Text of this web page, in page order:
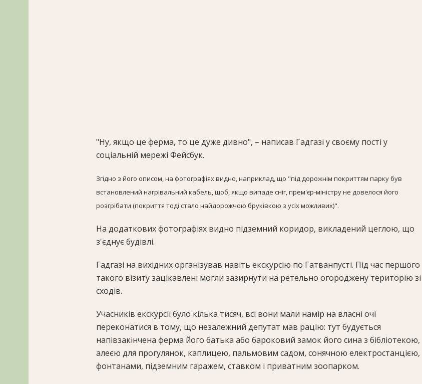
"Ну, якщо це ферма, то це дуже дивно", – написав Гадгазі у своєму пості у
соціальній мережі Фейсбук.
Згідно з його описом, на фотографіях видно, наприклад, що "під дорожнім покриттям парку був
встановлений нагрівальний кабель, щоб, якщо випаде сніг, прем'єр-міністру не довелося його
розгрібати (покриття тоді стало найдорожчою бруківкою з усіх можливих)".
На додаткових фотографіях видно підземний коридор, викладений цеглою, що
з'єднує будівлі.
Гадгазі на вихідних організував навіть екскурсію по Гатванпусті. Під час першого
такого візиту зацікавлені могли зазирнути на ретельно огороджену територію зі
сходів.
Учасників екскурсії було кілька тисяч, всі вони мали намір на власні очі
переконатися в тому, що незалежний депутат мав рацію: тут будується
напівзакінчена ферма його батька або бароковий замок його сина з бібліотекою,
алеєю для прогулянок, каплицею, пальмовим садом, сонячною електростанцією,
фонтанами, підземним гаражем, ставком і приватним зоопарком.